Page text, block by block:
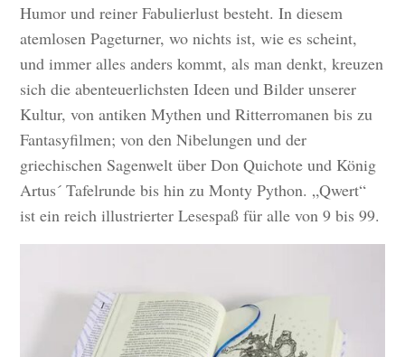
Humor und reiner Fabulierlust besteht. In diesem
atemlosen Pageturner, wo nichts ist, wie es scheint,
und immer alles anders kommt, als man denkt, kreuzen
sich die abenteuerlichsten Ideen und Bilder unserer
Kultur, von antiken Mythen und Ritterromanen bis zu
Fantasyfilmen; von den Nibelungen und der
griechischen Sagenwelt über Don Quichote und König
Artus´ Tafelrunde bis hin zu Monty Python. „Qwert“
ist ein reich illustrierter Lesespaß für alle von 9 bis 99.